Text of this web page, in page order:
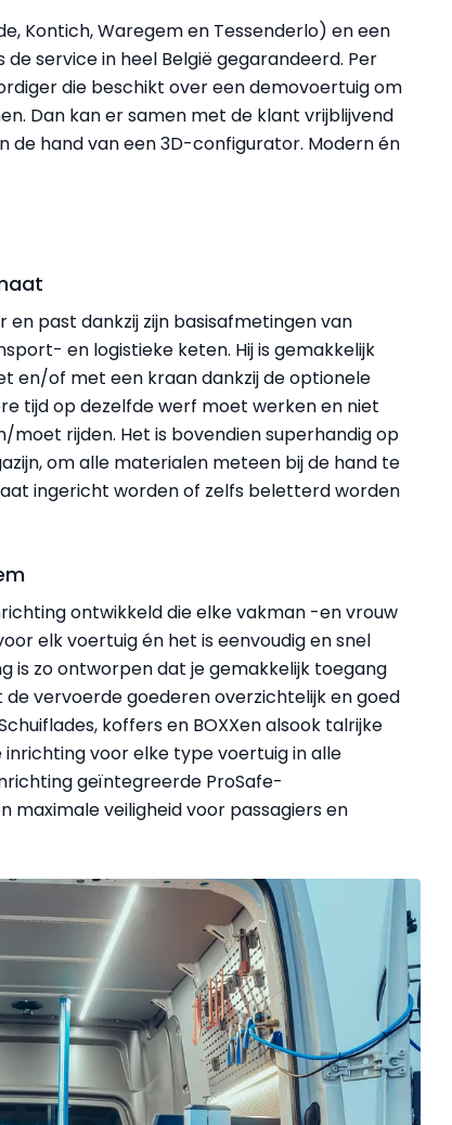
Kontich, Waregem en Tessenderlo) en een
service in heel België gegarandeerd. Per
die beschikt over een demovoertuig om
Dan kan er samen met de klant vrijblijvend
hand van een 3D-configurator. Modern én
past dankzij zijn basisafmetingen van
en logistieke keten. Hij is gemakkelijk
of met een kraan dankzij de optionele
tijd op dezelfde werf moet werken en niet
rijden. Het is bovendien superhandig op
om alle materialen meteen bij de hand te
ingericht worden of zelfs beletterd worden
ontwikkeld die elke vakman -en vrouw
elk voertuig én het is eenvoudig en snel
is zo ontworpen dat je gemakkelijk toegang
vervoerde goederen overzichtelijk en goed
koffers en BOXXen alsook talrijke
voor elke type voertuig in alle
geïntegreerde ProSafe-
maximale veiligheid voor passagiers en